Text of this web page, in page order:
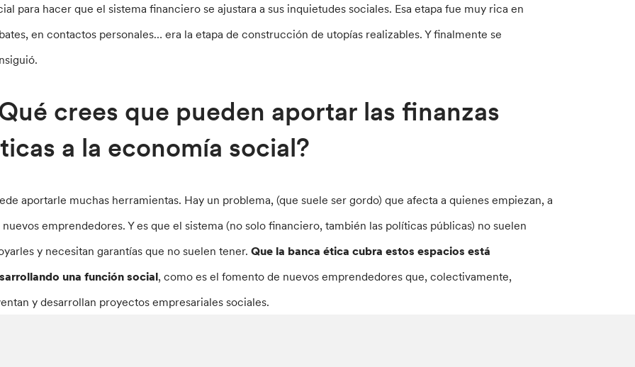
para hacer que el sistema financiero se ajustara a sus inquietudes sociales. Esa etapa fue muy rica en
en contactos personales… era la etapa de construcción de utopías realizables. Y finalmente se
crees que pueden aportar las finanzas
a la economía social?
aportarle muchas herramientas. Hay un problema, (que suele ser gordo) que afecta a quienes empiezan, a
nuevos emprendedores. Y es que el sistema (no solo financiero, también las políticas públicas) no suelen
y necesitan garantías que no suelen tener.Que la banca ética cubra estos espacios está
una función social, como es el fomento de nuevos emprendedores que, colectivamente,
y desarrollan proyectos empresariales sociales.